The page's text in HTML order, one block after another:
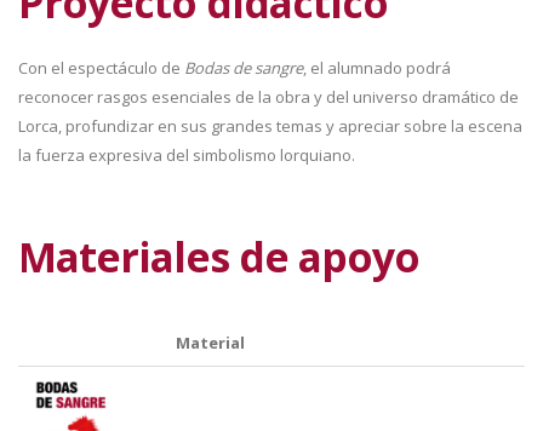
Con el espectáculo de Bodas de sangre, el alumnado podrá
reconocer rasgos esenciales de la obra y del universo dramático de
Lorca, profundizar en sus grandes temas y apreciar sobre la escena
la fuerza expresiva del simbolismo lorquiano.
Materiales de apoyo
Material